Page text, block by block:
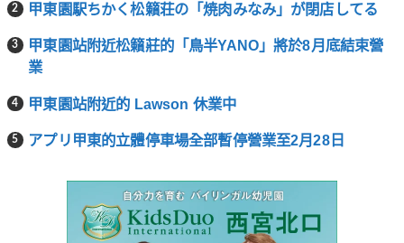
甲東園駅ちかく松籟荘の「焼肉みなみ」が閉店してる
甲東園站附近松籟莊的「鳥半YANO」將於8月底結束營
業
甲東園站附近的 Lawson 休業中
アプリ甲東的立體停車場全部暫停營業至2月28日